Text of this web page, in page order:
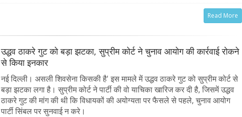
Read More
उद्धव ठाकरे गुट को बड़ा झटका, सुप्रीम कोर्ट ने चुनाव आयोग की कार्रवाई रोकने
से किया इनकार
नई दिल्ली। असली शिवसेना किसकी है' इस मामले में उद्धव ठाकरे गुट को सुप्रीम कोर्ट से
बड़ा झटका लगा है। सुप्रीम कोर्ट ने पार्टी की वो याचिका खारिज कर दी है, जिसमें उद्धव
ठाकरे गुट की मांग की थी कि विधायकों की अयोग्यता पर फैसले से पहले, चुनाव आयोग
पार्टी सिंबल पर सुनवाई न करे।